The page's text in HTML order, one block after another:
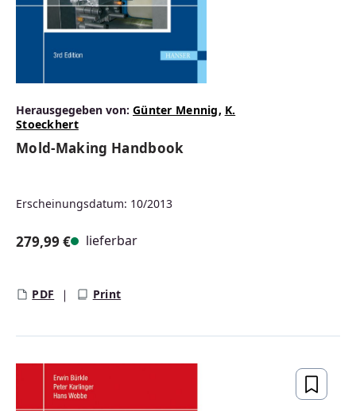
Herausgegeben von: Günter Mennig, K.
Stoeckhert
Mold-Making Handbook
Erscheinungsdatum: 10/2013
279,99 € lieferbar
PDF Print